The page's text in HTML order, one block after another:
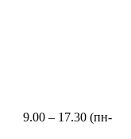
9.00 – 17.30 (пн-